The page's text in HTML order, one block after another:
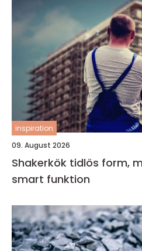
inspiration
09. August 2026
Shakerkök tidlös form, massivt trä och
smart funktion